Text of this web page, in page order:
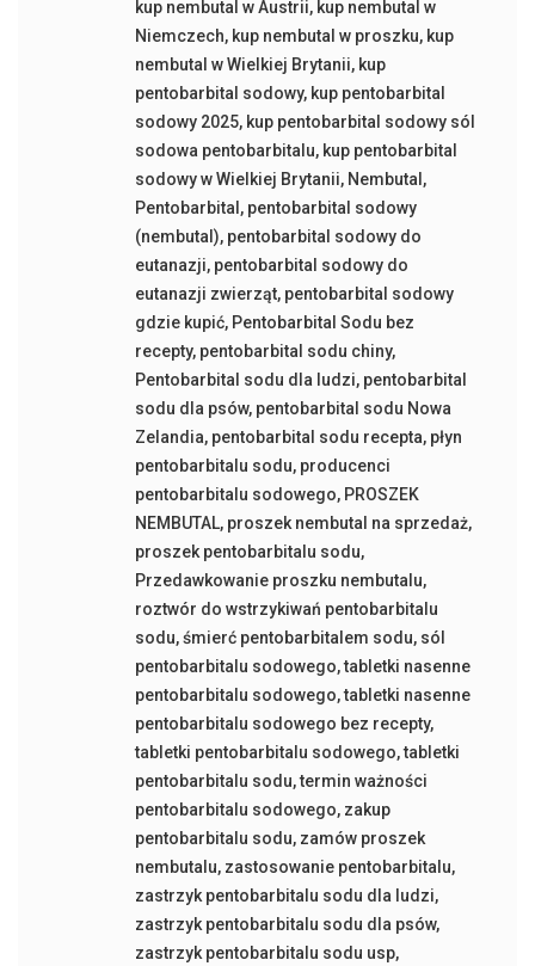
kup nembutal w Austrii, kup nembutal w
Niemczech, kup nembutal w proszku, kup
nembutal w Wielkiej Brytanii, kup
pentobarbital sodowy, kup pentobarbital
sodowy 2025, kup pentobarbital sodowy sól
sodowa pentobarbitalu, kup pentobarbital
sodowy w Wielkiej Brytanii, Nembutal ,
Pentobarbital , pentobarbital sodowy
(nembutal), pentobarbital sodowy do
eutanazji, pentobarbital sodowy do
eutanazji zwierząt, pentobarbital sodowy
gdzie kupić, Pentobarbital Sodu bez
recepty, pentobarbital sodu chiny,
Pentobarbital sodu dla ludzi, pentobarbital
sodu dla psów, pentobarbital sodu Nowa
Zelandia, pentobarbital sodu recepta, płyn
pentobarbitalu sodu, producenci
pentobarbitalu sodowego, PROSZEK
NEMBUTAL, proszek nembutal na sprzedaż,
proszek pentobarbitalu sodu,
Przedawkowanie proszku nembutalu,
roztwór do wstrzykiwań pentobarbitalu
sodu,śmierć pentobarbitalem sodu, sól
pentobarbitalu sodowego,tabletki nasenne
pentobarbitalu sodowego,tabletki nasenne
pentobarbitalu sodowego bez recepty,
tabletki pentobarbitalu sodowego,tabletki
pentobarbitalu sodu,termin ważności
pentobarbitalu sodowego, zakup
pentobarbitalu sodu, zamów proszek
nembutalu, zastosowanie pentobarbitalu,
zastrzyk pentobarbitalu sodu dla ludzi,
zastrzyk pentobarbitalu sodu dla psów,
zastrzyk pentobarbitalu sodu usp,